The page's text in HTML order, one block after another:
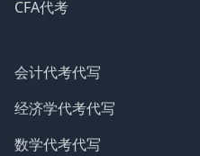
CFA代考
会计代考代写
经济学代考代写
数学代考代写